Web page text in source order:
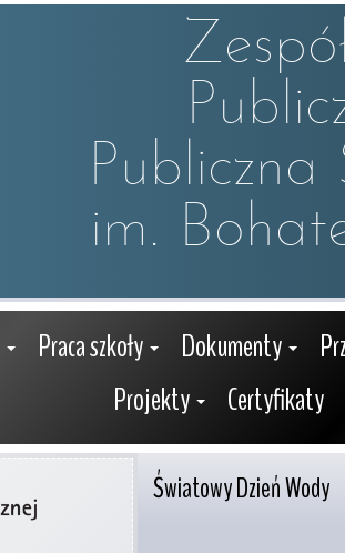
Publiczna
im.
Praca szkoły Dokumenty
Projekty
Certyfikaty
Światowy Dzień Wody